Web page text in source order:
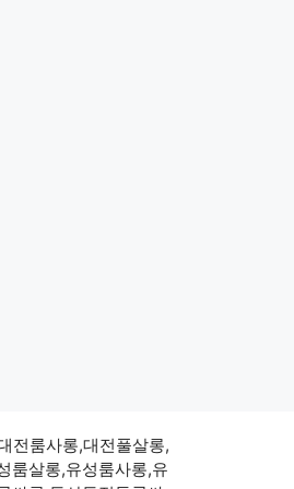
전룸사롱,대전풀살롱,
룸살롱,유성룸사롱,유